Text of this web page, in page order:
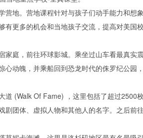
地。营地课程针对与孩子们动手能力和想
有更多的机会和当地孩子交流，提高对美国
庭，前往环球影城。乘坐过山车看最真实
心动魄，并乘船回到恐龙时代的侏罗纪公园
(Walk Of Fame) ，这里包括了超过2500枚
剧团体、虚拟人物和其他人的名字。之后